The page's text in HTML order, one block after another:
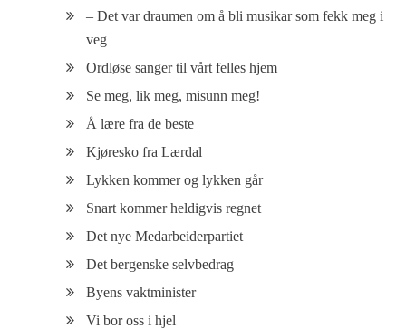
– Det var draumen om å bli musikar som fekk meg i
veg
Ordløse sanger til vårt felles hjem
Se meg, lik meg, misunn meg!
Å lære fra de beste
Kjøresko fra Lærdal
Lykken kommer og lykken går
Snart kommer heldigvis regnet
Det nye Medarbeiderpartiet
Det bergenske selvbedrag
Byens vaktminister
Vi bor oss i hjel